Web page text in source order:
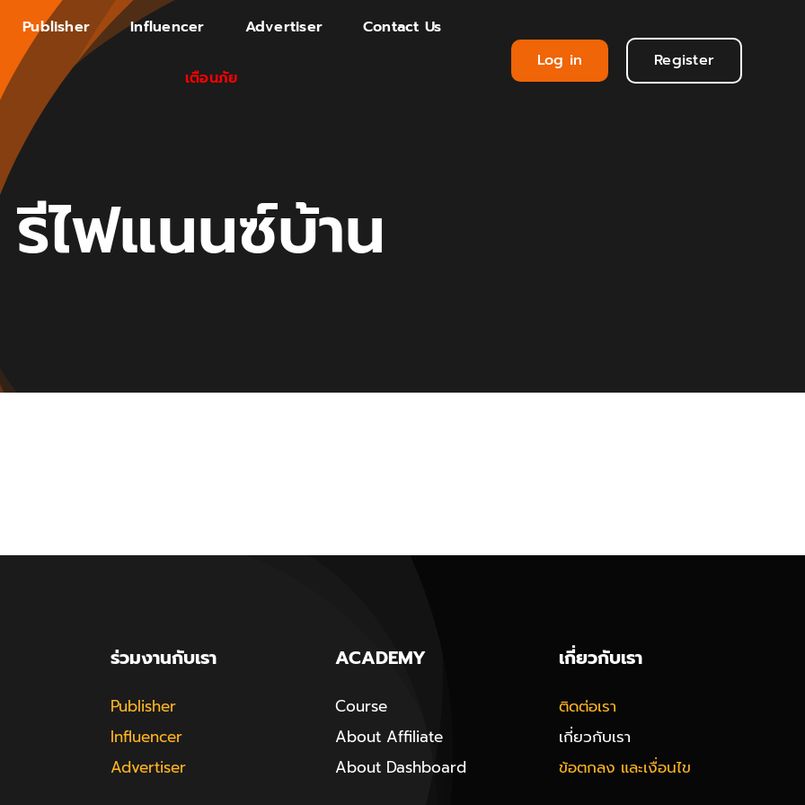
Publisher Influencer Advertiser Contact Us
เตือนภัย
Log in Register
รีไฟแนนซ์บ้าน
ร่วมงานกับเรา
Publisher
Influencer
Advertiser
ACADEMY
Course
About Affiliate
About Dashboard
เกี่ยวกับเรา
ติดต่อเรา
เกี่ยวกับเรา
ข้อตกลง และเงื่อนไข